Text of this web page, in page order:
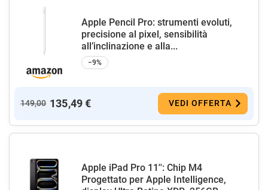
Apple Pencil Pro: strumenti evoluti,
precisione al pixel, sensibilità
all’inclinazione e alla...
−9%
149,00 135,49 € VEDI OFFERTA
Apple iPad Pro 11'': Chip M4
Progettato per Apple Intelligence,